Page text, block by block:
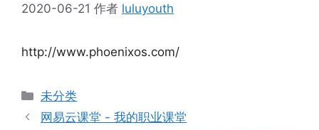
2020-06-21 作者 luluyouth
http://www.phoenixos.com/
分
类
未分类
网易云课堂 - 我的职业课堂